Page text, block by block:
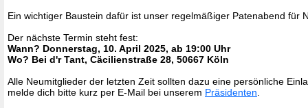
Ein wichtiger Baustein dafür ist unser regelmäßiger Patenabend
Der nächste Termin steht fest:
Wann? Donnerstag, 10. April 2025, ab 19:00 Uhr
Wo? Bei d'r Tant, Cäcilienstraße 28, 50667 Köln
Alle Neumitglieder der letzten Zeit sollten dazu eine persönliche
melde dich bitte kurz per E-Mail bei unserem Präsidenten